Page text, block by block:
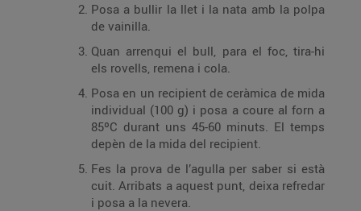
Posa a bullir la llet i la nata amb la polpa
de vainilla.
Quan arrenqui el bull, para el foc, tira-hi
els rovells, remena i cola.
Posa en un recipient de ceràmica de mida
individual (100 g) i posa a coure al forn a
85ºC durant uns 45-60 minuts. El temps
depèn de la mida del recipient.
Fes la prova de l’agulla per saber si està
cuit. Arribats a aquest punt, deixa refredar
i posa a la nevera.